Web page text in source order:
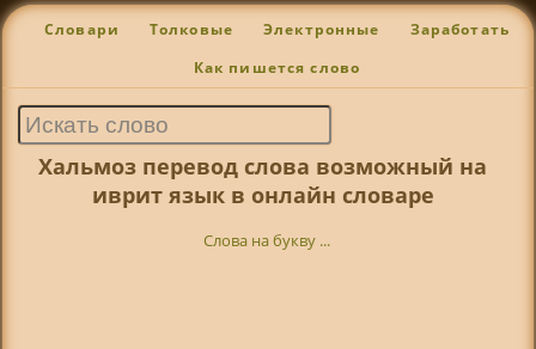
Словари Толковые Электронные Заработать
Как пишется слово
Хальмоз перевод слова возможный на
иврит язык в онлайн словаре
Слова на букву ...